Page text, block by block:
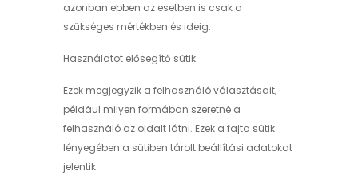
azonban ebben az esetben is csak a
szükséges mértékben és ideig.
Használatot elősegítő sütik:
Ezek megjegyzik a felhasználó választásait,
például milyen formában szeretné a
felhasználó az oldalt látni. Ezek a fajta sütik
lényegében a sütiben tárolt beállítási adatokat
jelentik.